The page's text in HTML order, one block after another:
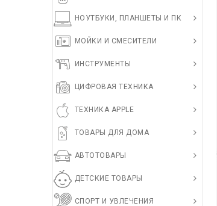
НОУТБУКИ, ПЛАНШЕТЫ И ПК
МОЙКИ И СМЕСИТЕЛИ
ИНСТРУМЕНТЫ
ЦИФРОВАЯ ТЕХНИКА
ТЕХНИКА APPLE
ТОВАРЫ ДЛЯ ДОМА
АВТОТОВАРЫ
ДЕТСКИЕ ТОВАРЫ
СПОРТ И УВЛЕЧЕНИЯ